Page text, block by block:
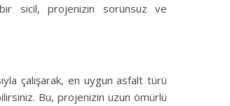
sicil, projenizin sorunsuz ve
çalışarak, en uygun asfalt türü
Bu, projenizin uzun ömürlü